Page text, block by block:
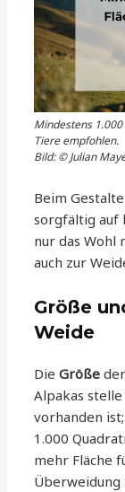
Mindestens
Tiere empfohlen.
Bild: © Julian
Beim
sorgfältig auf
nur das Wohl
auch zur
Größe
Weide
DieGröße
Alpakas stelle
vorhanden
1.000
mehr Fläche
Überweidung